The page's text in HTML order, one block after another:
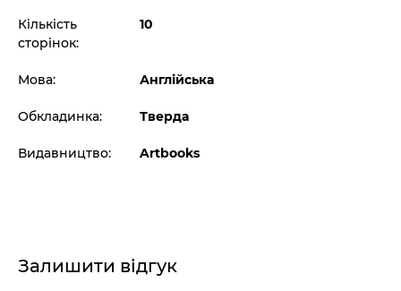
Кількість
сторінок:
10
Мова: Англійська
Обкладинка: Тверда
Видавництво: Artbooks
Залишити відгук